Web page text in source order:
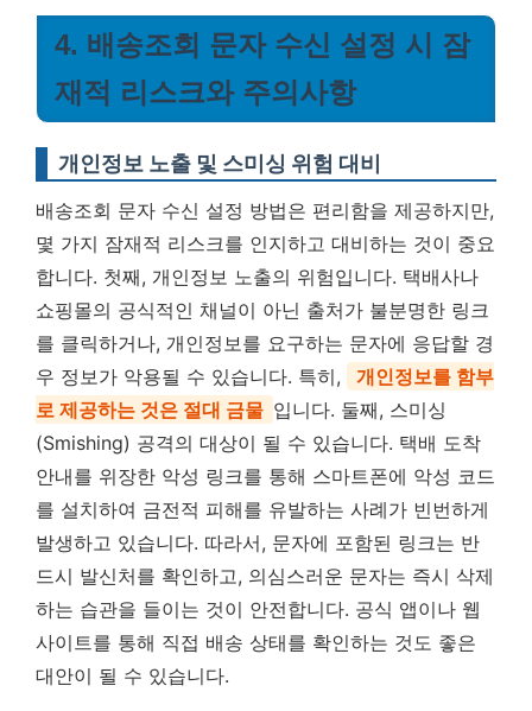
4. 배송조회 문자 수신 설정 시 잠
재적 리스크와 주의사항
개인정보 노출 및 스미싱 위험 대비
배송조회 문자 수신 설정 방법은 편리함을 제공하지만,
몇 가지 잠재적 리스크를 인지하고 대비하는 것이 중요
합니다. 첫째, 개인정보 노출의 위험입니다. 택배사나
쇼핑몰의 공식적인 채널이 아닌 출처가 불분명한 링크
를 클릭하거나, 개인정보를 요구하는 문자에 응답할 경
우 정보가 악용될 수 있습니다. 특히,
개인정보를 함부
로 제공하는 것은 절대 금물 입니다. 둘째, 스미싱
(Smishing) 공격의 대상이 될 수 있습니다. 택배 도착
안내를 위장한 악성 링크를 통해 스마트폰에 악성 코드
를 설치하여 금전적 피해를 유발하는 사례가 빈번하게
발생하고 있습니다. 따라서, 문자에 포함된 링크는 반
드시 발신처를 확인하고, 의심스러운 문자는 즉시 삭제
하는 습관을 들이는 것이 안전합니다. 공식 앱이나 웹
사이트를 통해 직접 배송 상태를 확인하는 것도 좋은
대안이 될 수 있습니다.